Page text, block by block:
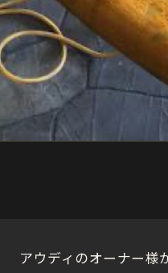
アウディのオーナー様